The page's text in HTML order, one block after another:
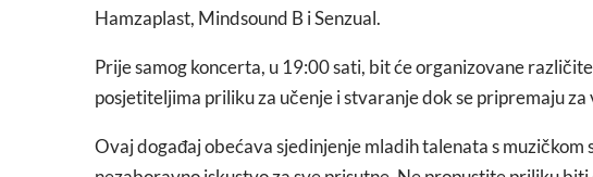
Hamzaplast, Mindsound B i Senzual.
Prije samog koncerta, u 19:00 sati, bit će organizovane
posjetiteljima priliku za učenje i stvaranje dok se pripremaju
Ovaj događaj obećava sjedinjenje mladih talenata s